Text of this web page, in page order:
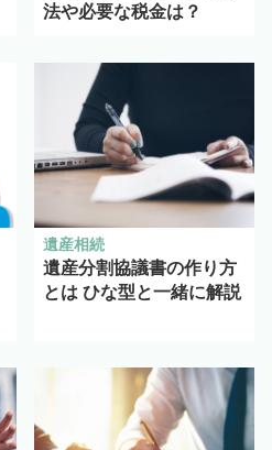
法や必要な税金は？
遺産相続
遺産分割協議書の作り方
とは ひな型と一緒に解説